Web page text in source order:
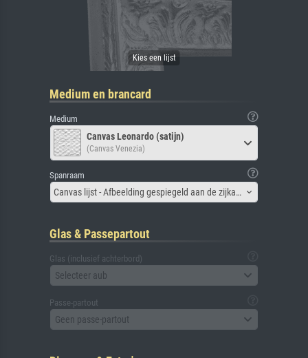
Medium en brancard
Medium
Canvas Leonardo (satijn)
(Canvas Venezia)
Spanraam
Canvas lijst - Afbeelding gespiegeld aan de zijkant
Glas & Passepartout
Glas (inclusief achterbord)
Selecteer aub
Passe-partout
Geen passe-partout